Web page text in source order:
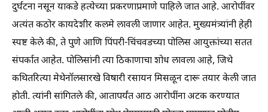
दुर्घटना नसून याकडे हत्येच्या प्रकरणाप्रमाणे पाहिले जात आहे. आरोपींवर
अत्यंत कठोर कायदेशीर कलमे लावली जाणार आहेत. मुख्यमंत्र्यांनी हेही
स्पष्ट केले की, ते पुणे आणि पिंपरी-चिंचवडच्या पोलिस आयुक्तांच्या सतत
संपर्कात आहेत. पोलिसांनी त्या ठिकाणाचा शोध लावला आहे, जिथे
कथितरित्या मेथेनॉलसारखे विषारी रसायन मिसळून दारू तयार केली जात
होती. त्यांनी सांगितले की, आतापर्यंत आठ आरोपींना अटक करण्यात